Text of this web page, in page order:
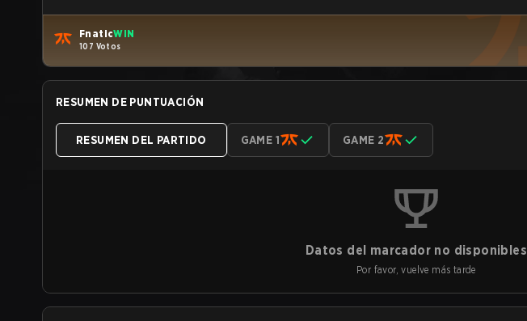
FnaticWIN
107 Votos
RESUMEN DE PUNTUACIÓN
RESUMEN DEL PARTIDO GAME 1 GAME 2
Datos del marcador no disponibles
Por favor, vuelve más tarde